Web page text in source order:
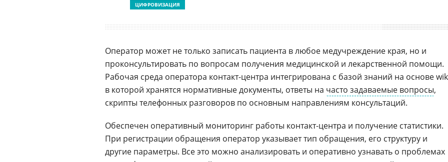
ЦИФРОВИЗАЦИЯ
Оператор может не только записать пациента в любое медучреждение края, но и
проконсультировать по вопросам получения медицинской и лекарственной помощи.
Рабочая среда оператора контакт-центра интегрирована с базой знаний на основе
в которой хранятся нормативные документы, ответы на часто задаваемые вопросы,
скрипты телефонных разговоров по основным направлениям консультаций.
Обеспечен оперативный мониторинг работы контакт-центра и получение статистики.
При регистрации обращения оператор указывает тип обращения, его структуру и
другие параметры. Все это можно анализировать и оперативно узнавать о проблемах